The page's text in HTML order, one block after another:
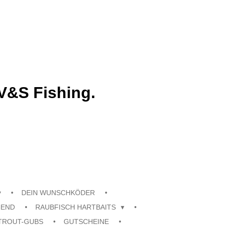
Fishing.
DEIN WUNSCHKÖDER
RAUBFISCH HARTBAITS
GUBS
GUTSCHEINE